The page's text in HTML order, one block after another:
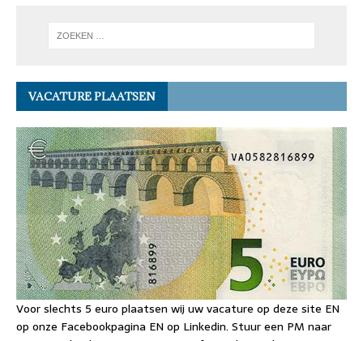
VACATURE PLAATSEN
Voor slechts 5 euro plaatsen wij uw vacature op deze site EN
op onze Facebookpagina EN op Linkedin. Stuur een PM naar